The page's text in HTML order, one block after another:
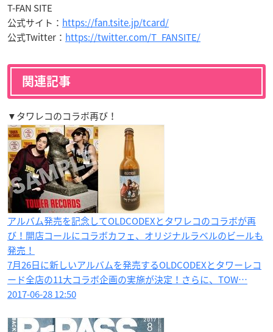
T-FAN SITE
公式サイト： https://fan.tsite.jp/tcard/
公式Twitter： https://twitter.com/T_FANSITE/
関連記事
▼タワレコのコラボ再び！
アルバム発売を記念してOLDCODEXとタワレコのコラボが再
び！開店コールにコラボカフェ、オリジナルラベルのビールも
発売！
7月26日に新しいアルバムを発売するOLDCODEXとタワーレコ
ード全店の11大コラボ企画の実施が決定！さらに、TOW…
2017-06-28 12:50